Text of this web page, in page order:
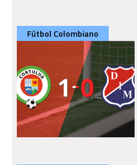
Fútbol Colombiano